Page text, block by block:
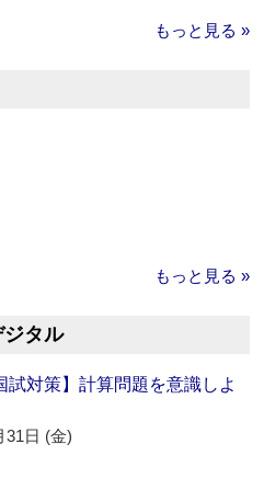
もっと見る »
もっと見る »
ジタル
試対策】計算問題を意識しよ
31日 (金)